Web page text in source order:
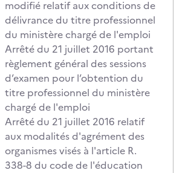
modifié relatif aux conditions de
délivrance du titre professionnel
du ministère chargé de l'emploi
Arrêté du 21 juillet 2016 portant
règlement général des sessions
d’examen pour l’obtention du
titre professionnel du ministère
chargé de l'emploi
Arrêté du 21 juillet 2016 relatif
aux modalités d'agrément des
organismes visés à l'article R.
338-8 du code de l'éducation